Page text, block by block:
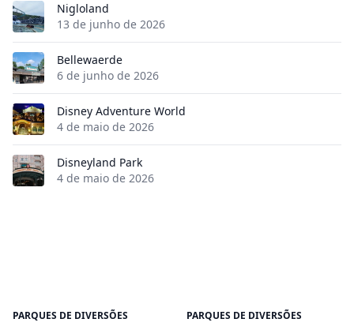
Nigloland
13 de junho de 2026
Bellewaerde
6 de junho de 2026
Disney Adventure World
4 de maio de 2026
Disneyland Park
4 de maio de 2026
PARQUES DE DIVERSÕES PARQUES DE DIVERSÕES